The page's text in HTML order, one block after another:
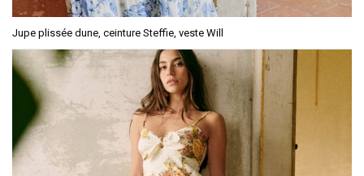
Jupe plissée dune, ceinture Steffie, veste Will